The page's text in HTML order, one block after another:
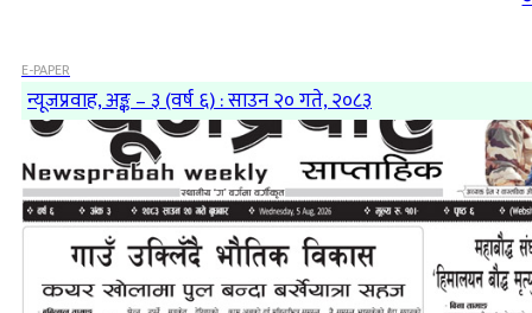
E-PAPER
न्यूजप्रवाह, अङ्क – ३ (वर्ष ६) : साउन २० गते, २०८३